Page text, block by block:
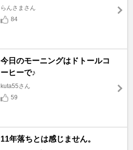
らんさまさん
84
今日のモーニングはドトールコ
ーヒーで♪
kuta55さん
59
11年落ちとは感じません。